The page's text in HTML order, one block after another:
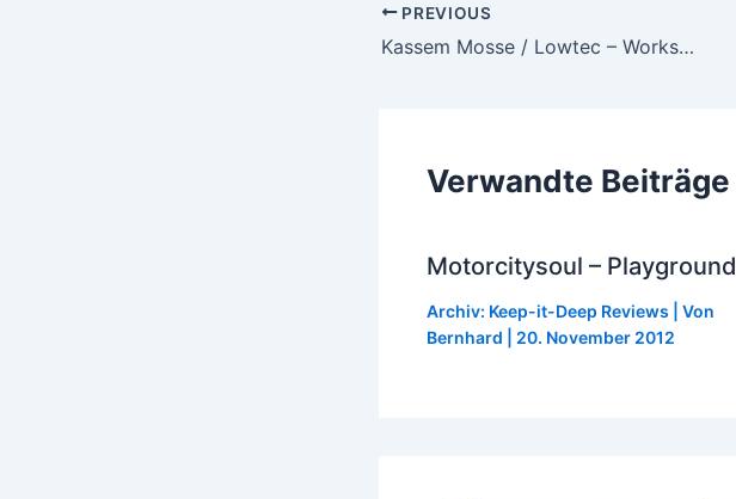
Post
navigation
PREVIOUS
Kassem Mosse / Lowtec – Workshop EP
Verwandte Beiträge
Motorcitysoul – Playground
Archiv: Keep-it-Deep Reviews | Von
Bernhard
20. November 2012